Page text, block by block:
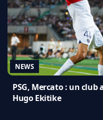
NEWS
PSG, Mercato : un
Hugo Ekitike